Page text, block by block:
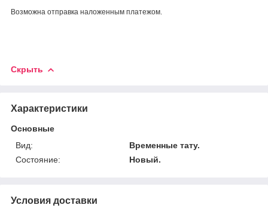
Возможна отправка наложенным платежом.
Скрыть
Характеристики
Основные
Вид:
Временные тату.
Состояние:
Новый.
Условия доставки